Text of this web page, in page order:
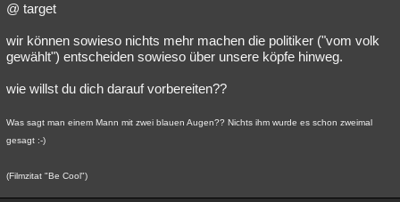
@ target
wir können sowieso nichts mehr machen die politiker ("vom volk
gewählt") entscheiden sowieso über unsere köpfe hinweg.
wie willst du dich darauf vorbereiten??
Was sagt man einem Mann mit zwei blauen Augen?? Nichts ihm wurde es schon zweimal
gesagt :-)
(Filmzitat "Be Cool")